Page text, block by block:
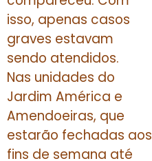
isso, apenas casos
graves estavam
sendo atendidos.
Nas unidades do
Jardim América e
Amendoeiras, que
estarão fechadas aos
fins de semana até